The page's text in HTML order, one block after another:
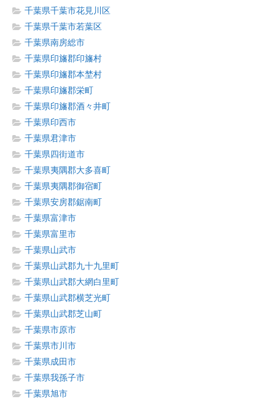
千葉県千葉市花見川区
千葉県千葉市若葉区
千葉県南房総市
千葉県印旛郡印旛村
千葉県印旛郡本埜村
千葉県印旛郡栄町
千葉県印旛郡酒々井町
千葉県印西市
千葉県君津市
千葉県四街道市
千葉県夷隅郡大多喜町
千葉県夷隅郡御宿町
千葉県安房郡鋸南町
千葉県富津市
千葉県富里市
千葉県山武市
千葉県山武郡九十九里町
千葉県山武郡大網白里町
千葉県山武郡横芝光町
千葉県山武郡芝山町
千葉県市原市
千葉県市川市
千葉県成田市
千葉県我孫子市
千葉県旭市